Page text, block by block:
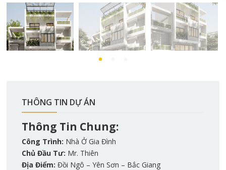
THÔNG TIN DỰ ÁN
Thông Tin Chung:
Công Trình: Nhà Ở Gia Đình
Chủ Đầu Tư: Mr. Thiên
Địa Điểm: Đồi Ngô – Yên Sơn – Bắc Giang